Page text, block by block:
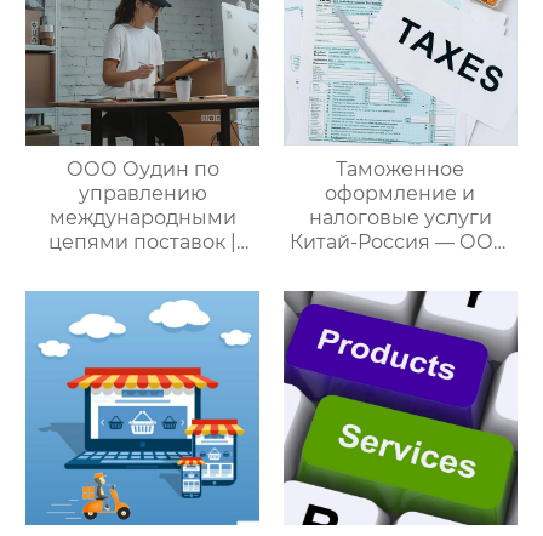
ООО Оудин по
управлению
международными
цепями поставок |
услуги
посреднических
закупок Китай-Россия:
комплексное
решение ваших
трансграничных задач
Таможенное
оформление и
налоговые услуги
Китай-Россия — ООО
международными
цепями поставок